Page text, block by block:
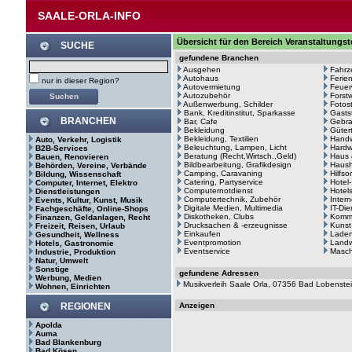
SAALE-ORLA-INFO
SUCHE
nur in dieser Region?
BRANCHEN
Auto, Verkehr, Logistik
B2B-Services
Bauen, Renovieren
Behörden, Vereine, Verbände
Bildung, Wissenschaft
Computer, Internet, Elektro
Dienstleistungen
Events, Kultur, Kunst, Musik
Fachgeschäfte, Online-Shops
Finanzen, Geldanlagen, Recht
Freizeit, Reisen, Urlaub
Gesundheit, Wellness
Hotels, Gastronomie
Industrie, Produktion
Natur, Umwelt
Sonstige
Werbung, Medien
Wohnen, Einrichten
REGIONEN
Apolda
Auma
Bad Blankenburg
Übersicht für den Bereich
gefundene Branchen
Ausgehen
Autohaus
Autovermietung
Autozubehör
Außenwerbung, Schilder
Bank, Kreditinstitut, Sparkasse
Bar, Cafe
Bekleidung
Bekleidung, Textilien
Beleuchtung, Lampen, Licht
Beratung (Recht,Wirtsch.,Geld)
Bildbearbeitung, Grafikdesign
Camping, Caravaning
Catering, Partyservice
Computernotdienst
Computertechnik, Zubehör
Digitale Medien, Multimedia
Diskotheken, Clubs
Drucksachen & -erzeugnisse
Einkaufen
Eventpromotion
Eventservice
Haus
IT-
Kunst
gefundene Adressen
Musikverleih Saale Orla, 07356 Bad
Anzeigen